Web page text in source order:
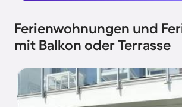
Ferienwohnungen und
mit Balkon oder Terrasse